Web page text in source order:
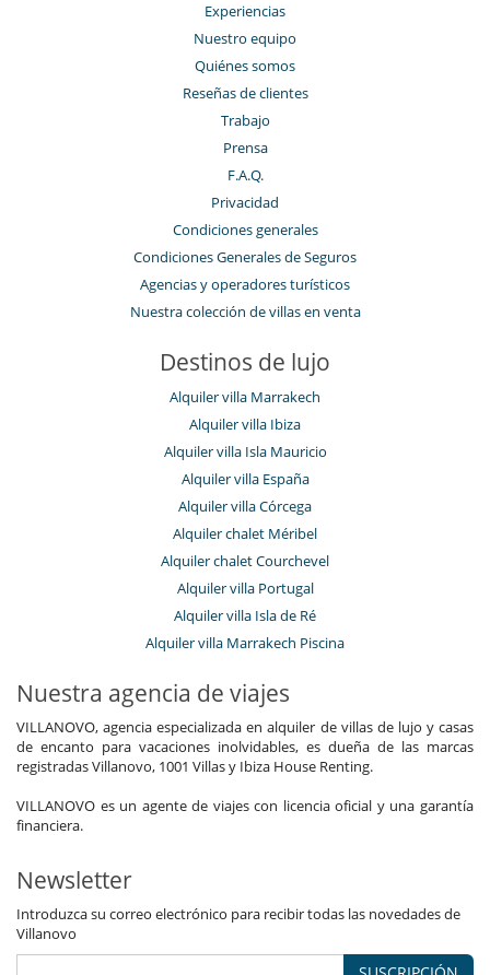
Experiencias
Nuestro equipo
Quiénes somos
Reseñas de clientes
Trabajo
Prensa
F.A.Q.
Privacidad
Condiciones generales
Condiciones Generales de Seguros
Agencias y operadores turísticos
Nuestra colección de villas en venta
Destinos de lujo
Alquiler villa Marrakech
Alquiler villa Ibiza
Alquiler villa Isla Mauricio
Alquiler villa España
Alquiler villa Córcega
Alquiler chalet Méribel
Alquiler chalet Courchevel
Alquiler villa Portugal
Alquiler villa Isla de Ré
Alquiler villa Marrakech Piscina
Nuestra agencia de viajes
VILLANOVO, agencia especializada en alquiler de villas de lujo y casas
de encanto para vacaciones inolvidables, es dueña de las marcas
registradas Villanovo, 1001 Villas y Ibiza House Renting.
VILLANOVO es un agente de viajes con licencia oficial y una garantía
financiera.
Newsletter
Introduzca su correo electrónico para recibir todas las novedades de
Villanovo